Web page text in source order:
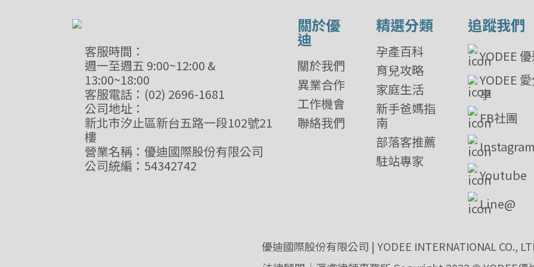
客服時間：
週一至週五 9:00~12:00 &
13:00~18:00
客服電話：(02) 2696-1681
公司地址：
新北市汐止區新台五路一段102號21
樓
營業名稱：優迪國際股份有限公司
公司統編：54342742
關於優
迪
關於我們
異業合作
工作機會
聯絡我們
精選分類
孕產百科
育兒攻略
家庭生活
新手爸媽指
南
部落客推薦
駐站專家
追蹤我們
YODEE
YODEE
享
FB社團
Instagram
Youtube
Line@
優迪國際股份有限公司 | YODEE INTERNATIONAL CO.,